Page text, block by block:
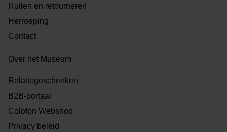
Ruilen en retourneren
Herroeping
Contact
Over het Museum
Relatiegeschenken
B2B-portaal
Colofon Webshop
Privacy beleid